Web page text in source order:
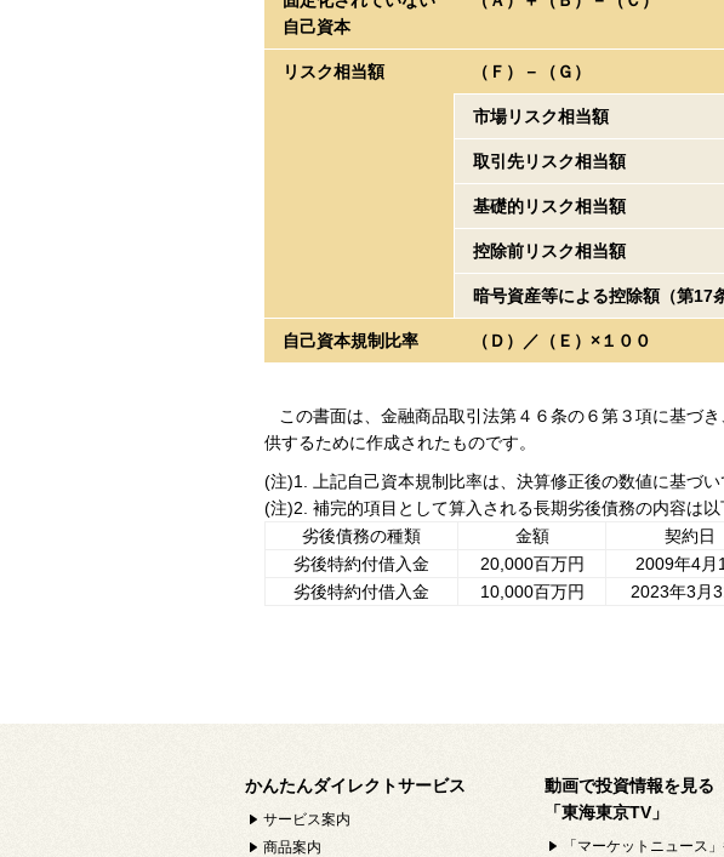
自己資本
リスク相当額 （Ｆ）－（Ｇ）
市場リスク相当額
取引先リスク相当額
基礎的リスク相当額
控除前リスク相当額
暗号資産等による控除額（第17
自己資本規制比率 （Ｄ）／（Ｅ）×１００
この書面は、金融商品取引法第４６条の６第３項に基づ
供するために作成されたものです。
(注)1. 上記自己資本規制比率は、決算修正後の数値に基づい
(注)2. 補完的項目として算入される長期劣後債務の内容は以
劣後債務の種類
金額 契約日
劣後特約付借入金
20,000百万円 2009年4月
劣後特約付借入金
10,000百万円 2023年3月
かんたんダイレクトサービス
サービス案内
商品案内
動画で投資情報を見る
「東海東京TV」
「マーケットニュース